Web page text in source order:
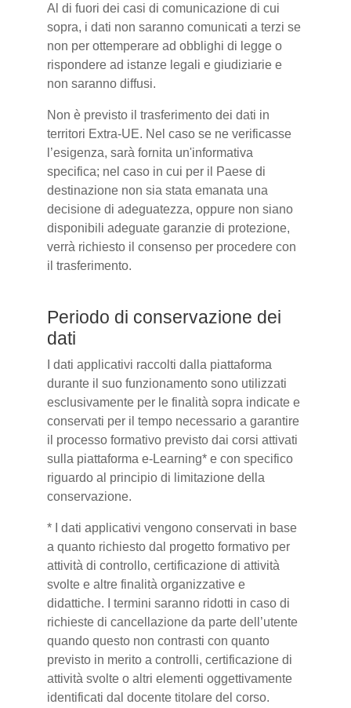
Al di fuori dei casi di comunicazione di cui
sopra, i dati non saranno comunicati a terzi se
non per ottemperare ad obblighi di legge o
rispondere ad istanze legali e giudiziarie e
non saranno diffusi.
Non è previsto il trasferimento dei dati in
territori Extra-UE. Nel caso se ne verificasse
l’esigenza, sarà fornita un'informativa
specifica; nel caso in cui per il Paese di
destinazione non sia stata emanata una
decisione di adeguatezza, oppure non siano
disponibili adeguate garanzie di protezione,
verrà richiesto il consenso per procedere con
il trasferimento.
Periodo di conservazione dei
dati
I dati applicativi raccolti dalla piattaforma
durante il suo funzionamento sono utilizzati
esclusivamente per le finalità sopra indicate e
conservati per il tempo necessario a garantire
il processo formativo previsto dai corsi attivati
sulla piattaforma e-Learning* e con specifico
riguardo al principio di limitazione della
conservazione.
* I dati applicativi vengono conservati in base
a quanto richiesto dal progetto formativo per
attività di controllo, certificazione di attività
svolte e altre finalità organizzative e
didattiche. I termini saranno ridotti in caso di
richieste di cancellazione da parte dell’utente
quando questo non contrasti con quanto
previsto in merito a controlli, certificazione di
attività svolte o altri elementi oggettivamente
identificati dal docente titolare del corso.